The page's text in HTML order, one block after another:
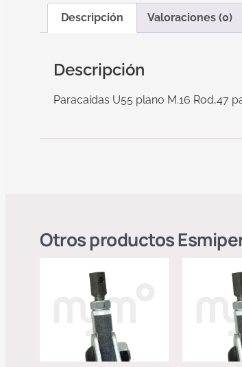
Descripción Valoraciones (0)
Descripción
Paracaídas U55 plano M.16 Rod,47
Otros productos